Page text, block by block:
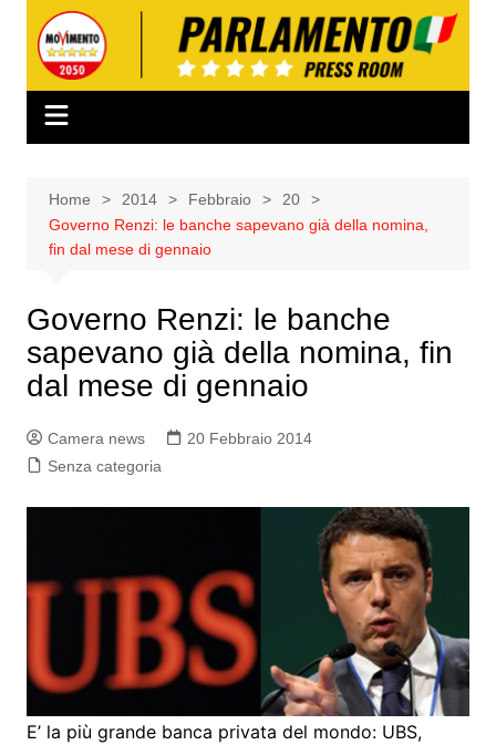
contenuto
Home 2014 Febbraio
20
Governo Renzi: le banche sapevano già della nomina,
fin dal mese di gennaio
Governo Renzi: le banche
sapevano già della nomina, fin
dal mese di gennaio
Camera news
20 Febbraio 2014
Senza categoria
E’ la più grande banca privata del mondo: UBS,